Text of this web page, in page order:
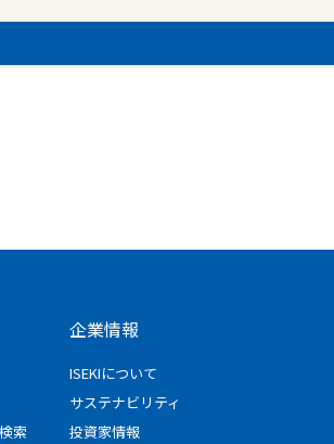
索
企業情報
ISEKIについて
サステナビリティ
投資家情報